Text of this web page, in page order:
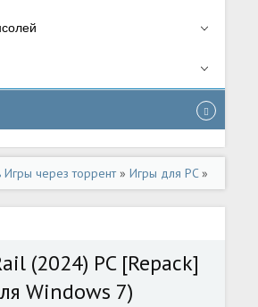
Игры через торрент»Игры для PC»
(2024) PC [Repack]
Windows 7)